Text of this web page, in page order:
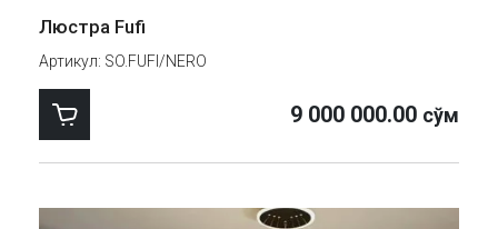
Люстра Fufi
Артикул: SO.FUFI/NERO
9 000 000.00 сўм